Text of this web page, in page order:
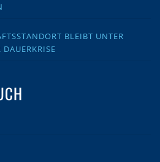
BLEIBT UNTER